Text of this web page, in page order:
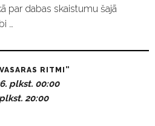
par dabas skaistumu šajā
…
RITMI”
plkst. 00:00
20:00